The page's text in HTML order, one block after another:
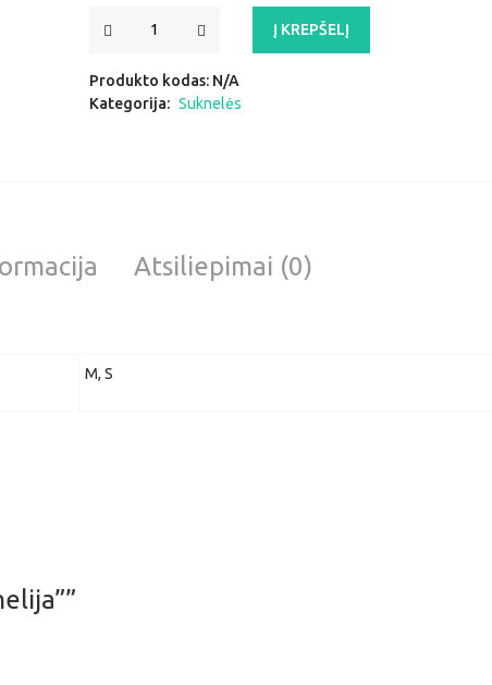
KIEKIS:
"AMELIJA"
Į KREPŠELĮ
Produkto kodas: N/A
Kategorija: Suknelės
Atsiliepimai (0)
M, S